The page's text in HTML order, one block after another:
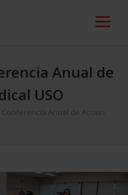
Anual de
USO
Anual de Acción